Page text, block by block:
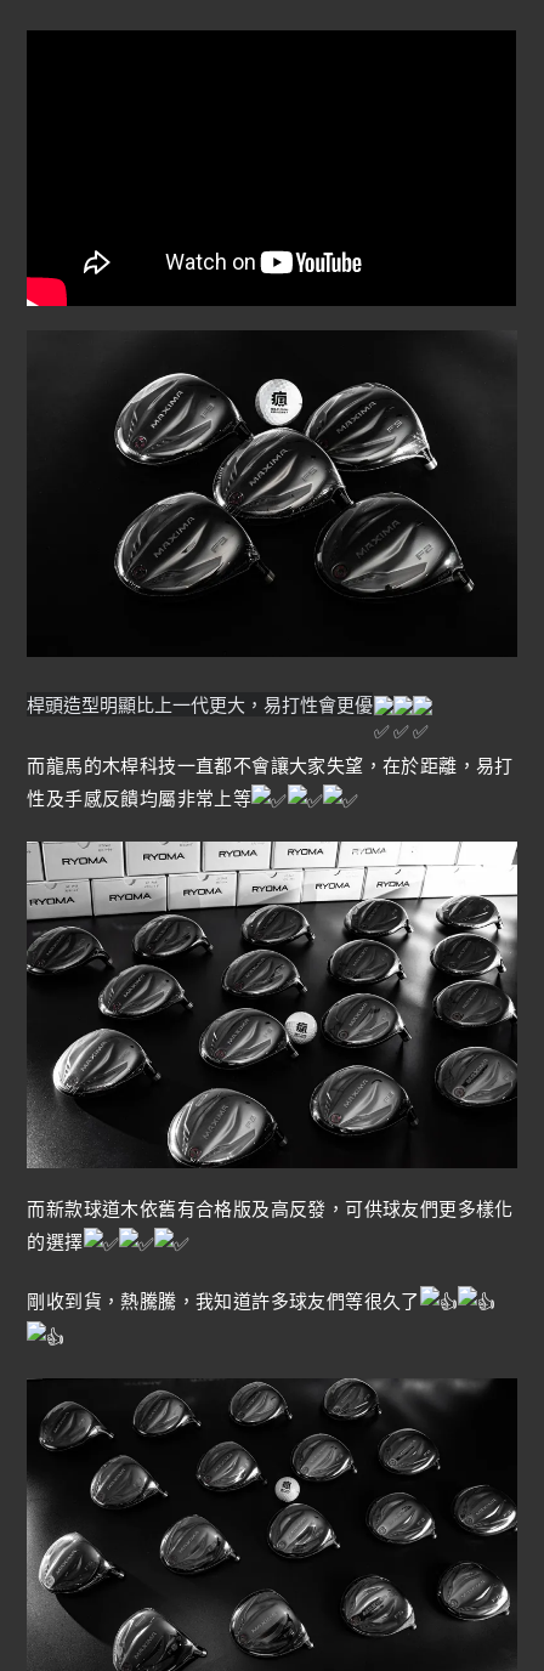
桿頭造型明顯比上一代更大，易打性會更優
而龍馬的木桿科技一直都不會讓大家失望，在於距離，易打
性及手感反饋均屬非常上等
而新款球道木依舊有合格版及高反發，可供球友們更多樣化
的選擇
剛收到貨，熱騰騰，我知道許多球友們等很久了